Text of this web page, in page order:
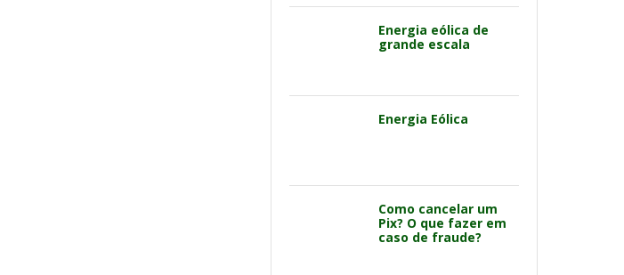
Energia eólica de
grande escala
Energia Eólica
Como cancelar um
Pix? O que fazer em
caso de fraude?